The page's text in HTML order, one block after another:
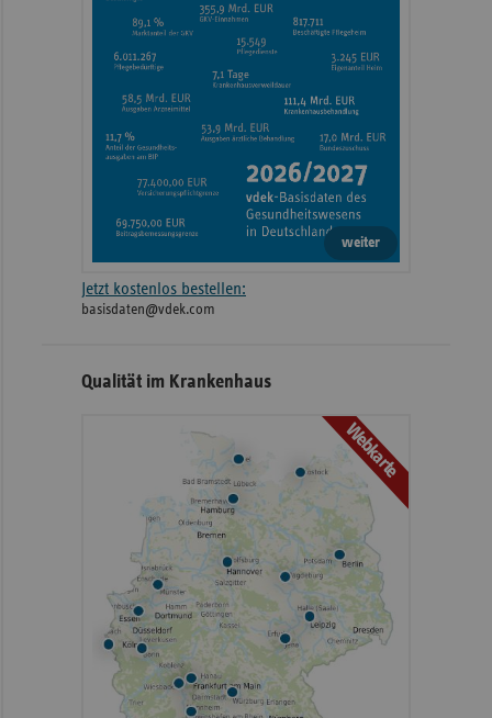
weiter
Jetzt kostenlos bestellen:
basisdaten@vdek.com
Qualität im Krankenhaus
Webkarte